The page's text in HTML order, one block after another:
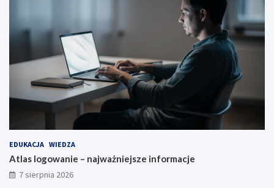
EDUKACJA WIEDZA
Atlas logowanie – najważniejsze informacje
7 sierpnia 2026